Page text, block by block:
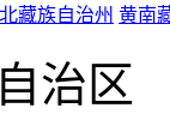
藏族自治州 黄南
治区